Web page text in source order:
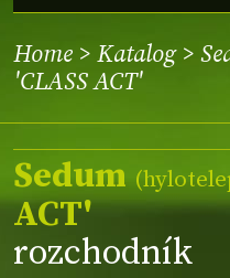
Home > Katalog>
'CLASS ACT'
Sedum
ACT'
rozchodník